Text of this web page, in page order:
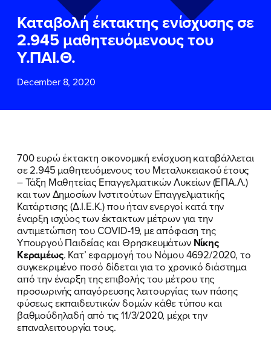
Καταβολή έκτακτης ενίσχυσης σε
2.945 μαθητευόμενους του
Υ.ΠΑΙ.Θ.
December 8, 2020
700 ευρώ έκτακτη οικονομική ενίσχυση καταβάλλεται
σε 2.945 μαθητευόμενους του Μεταλυκειακού έτους
– Τάξη Μαθητείας Επαγγελματικών Λυκείων (ΕΠΑ.Λ.)
και των Δημοσίων Ινστιτούτων Επαγγελματικής
Κατάρτισης (Δ.Ι.Ε.Κ.) που ήταν ενεργοί κατά την
έναρξη ισχύος των έκτακτων μέτρων για την
αντιμετώπιση του COVID-19, με απόφαση της
Υπουργού Παιδείας και Θρησκευμάτων Νίκης
Κεραμέως. Κατ’ εφαρμογή του Νόμου 4692/2020, το
συγκεκριμένο ποσό δίδεται για το χρονικό διάστημα
από την έναρξη της επιβολής του μέτρου της
προσωρινής απαγόρευσης λειτουργίας των πάσης
φύσεως εκπαιδευτικών δομών κάθε τύπου και
βαθμούδηλαδή από τις 11/3/2020, μέχρι την
επαναλειτουργία τους.
ΕΠΙΘΕΤΟ*
ΤΗΛΕΦΩΝΟ
EMAIL
Δεδομένων
και τους τους
Χρήσηςτου δικτυακού τόπου του
Πολιτικού Γραφείου της Βουλευτού
Νίκης Κεραμέως
ΥΠΟΒΟΛΗ
ΕΠΙΘΕΤΟ*
ΤΗΛΕΦΩΝΟ
EMAIL
Δεδομένων
και τους τους
Χρήσηςτου δικτυακού τόπου του
Πολιτικού Γραφείου της Βουλευτού
Νίκης Κεραμέως
ΥΠΟΒΟΛΗ